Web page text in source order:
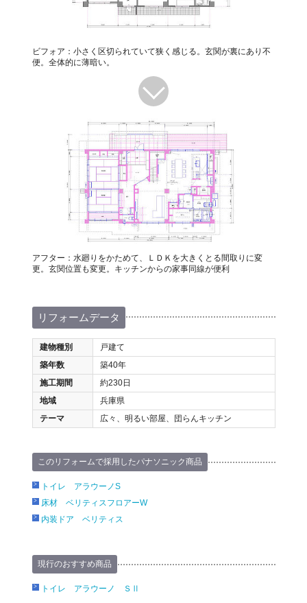
ビフォア：小さく区切られていて狭く感じる。玄関が裏にあり不
便。全体的に薄暗い。
アフター：水廻りをかためて、ＬＤＫを大きくとる間取りに変
更。玄関位置も変更。キッチンからの家事同線が便利
リフォームデータ
建物種別
戸建て
築年数
築40年
施工期間
約230日
地域
兵庫県
テーマ
広々、明るい部屋、団らんキッチン
このリフォームで採用したパナソニック商品
トイレ アラウーノS
床材 ベリティスフロアーW
内装ドア ベリティス
現行のおすすめ商品
トイレ アラウーノ ＳⅡ